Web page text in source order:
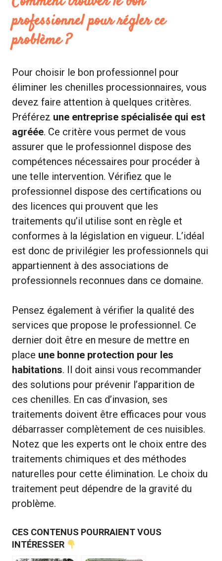
professionnel pour régler ce
problème ?
Pour choisir le bon professionnel pour
éliminer les chenilles processionnaires, vous
devez faire attention à quelques critères.
Préférez une entreprise spécialisée qui est
agréée. Ce critère vous permet de vous
assurer que le professionnel dispose des
compétences nécessaires pour procéder à
une telle intervention. Vérifiez que le
professionnel dispose des certifications ou
des licences qui prouvent que les
traitements qu’il utilise sont en règle et
conformes à la législation en vigueur. L’idéal
est donc de privilégier les professionnels qui
appartiennent à des associations de
professionnels reconnues dans ce domaine.
Pensez également à vérifier la qualité des
services que propose le professionnel. Ce
dernier doit être en mesure de mettre en
place une bonne protection pour les
habitations. Il doit ainsi vous recommander
des solutions pour prévenir l’apparition de
ces chenilles. En cas d’invasion, ses
traitements doivent être efficaces pour vous
débarrasser complètement de ces nuisibles.
Notez que les experts ont le choix entre des
traitements chimiques et des méthodes
naturelles pour cette élimination. Le choix du
traitement peut dépendre de la gravité du
problème.
CES CONTENUS POURRAIENT VOUS
INTÉRESSER